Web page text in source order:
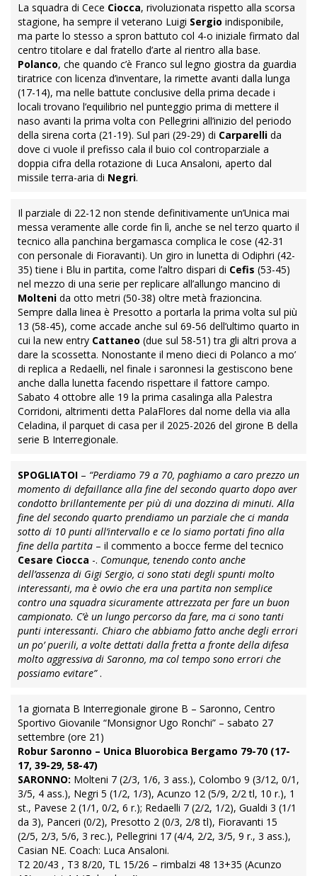
La squadra di Cece Ciocca, rivoluzionata rispetto alla scorsa
stagione, ha sempre il veterano Luigi Sergio indisponibile,
ma parte lo stesso a spron battuto col 4-o iniziale firmato dal
centro titolare e dal fratello d’arte al rientro alla base.
Polanco, che quando c’è Franco sul legno giostra da guardia
tiratrice con licenza d’inventare, la rimette avanti dalla lunga
(17-14), ma nelle battute conclusive della prima decade i
locali trovano l’equilibrio nel punteggio prima di mettere il
naso avanti la prima volta con Pellegrini all’inizio del periodo
della sirena corta (21-19). Sul pari (29-29) di Carparelli da
dove ci vuole il prefisso cala il buio col controparziale a
doppia cifra della rotazione di Luca Ansaloni, aperto dal
missile terra-aria di Negri.
Il parziale di 22-12 non stende definitivamente un’Unica mai
messa veramente alle corde fin lì, anche se nel terzo quarto il
tecnico alla panchina bergamasca complica le cose (42-31
con personale di Fioravanti). Un giro in lunetta di Odiphri (42-
35) tiene i Blu in partita, come l’altro dispari di Cefis (53-45)
nel mezzo di una serie per replicare all’allungo mancino di
Molteni da otto metri (50-38) oltre metà frazioncina.
Sempre dalla linea è Presotto a portarla la prima volta sul più
13 (58-45), come accade anche sul 69-56 dell’ultimo quarto in
cui la new entry Cattaneo (due sul 58-51) tra gli altri prova a
dare la scossetta. Nonostante il meno dieci di Polanco a mo’
di replica a Redaelli, nel finale i saronnesi la gestiscono bene
anche dalla lunetta facendo rispettare il fattore campo.
Sabato 4 ottobre alle 19 la prima casalinga alla Palestra
Corridoni, altrimenti detta PalaFlores dal nome della via alla
Celadina, il parquet di casa per il 2025-2026 del girone B della
serie B Interregionale.
SPOGLIATOI – “Perdiamo 79 a 70, paghiamo a caro prezzo un
momento di defaillance alla fine del secondo quarto dopo aver
condotto brillantemente per più di una dozzina di minuti. Alla
fine del secondo quarto prendiamo un parziale che ci manda
sotto di 10 punti all’intervallo e ce lo siamo portati fino alla
fine della partita – il commento a bocce ferme del tecnico
Cesare Ciocca -. Comunque, tenendo conto anche
dell’assenza di Gigi Sergio, ci sono stati degli spunti molto
interessanti, ma è ovvio che era una partita non semplice
contro una squadra sicuramente attrezzata per fare un buon
campionato. C’è un lungo percorso da fare, ma ci sono tanti
punti interessanti. Chiaro che abbiamo fatto anche degli errori
un po’ puerili, a volte dettati dalla fretta a fronte della difesa
molto aggressiva di Saronno, ma col tempo sono errori che
possiamo evitare”.
1a giornata B Interregionale girone B – Saronno, Centro
Sportivo Giovanile “Monsignor Ugo Ronchi” – sabato 27
settembre (ore 21)
Robur Saronno – Unica Bluorobica Bergamo 79-70 (17-
17, 39-29, 58-47)
SARONNO: Molteni 7 (2/3, 1/6, 3 ass.), Colombo 9 (3/12, 0/1,
3/5, 4 ass.), Negri 5 (1/2, 1/3), Acunzo 12 (5/9, 2/2 tl, 10 r.), 1
st., Pavese 2 (1/1, 0/2, 6 r.); Redaelli 7 (2/2, 1/2), Gualdi 3 (1/1
da 3), Panceri (0/2), Presotto 2 (0/3, 2/8 tl), Fioravanti 15
(2/5, 2/3, 5/6, 3 rec.), Pellegrini 17 (4/4, 2/2, 3/5, 9 r., 3 ass.),
Casian NE. Coach: Luca Ansaloni.
T2 20/43 , T3 8/20, TL 15/26 – rimbalzi 48 13+35 (Acunzo